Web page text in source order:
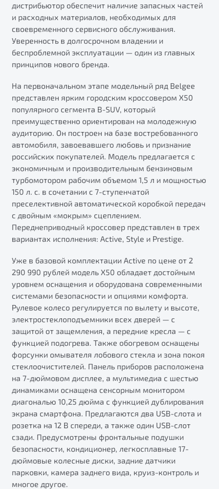
дистрибьютор обеспечит наличие запасных частей
и расходных материалов, необходимых для
своевременного сервисного обслуживания.
Уверенность в долгосрочном владении и
беспроблемной эксплуатации — один из главных
принципов нового бренда.
На первоначальном этапе модельный ряд Belgee
представлен ярким городским кроссовером X50
популярного сегмента B-SUV, который
преимущественно ориентирован на молодежную
аудиторию. Он построен на базе востребованного
автомобиля, завоевавшего любовь и признание
российских покупателей. Модель предлагается с
экономичным и производительным бензиновым
турбомотором рабочим объемом 1,5 л и мощностью
150 л. с. в сочетании с 7-ступенчатой
преселективной автоматической коробкой передач
с двойным «мокрым» сцеплением.
Переднеприводный кроссовер представлен в трех
вариантах исполнения: Active, Style и Prestige.
Уже в базовой комплектации Active по цене от 2
290 990 рублей модель Х50 обладает достойным
уровнем оснащения и оборудована современными
системами безопасности и опциями комфорта.
Рулевое колесо регулируется по вылету и высоте,
электростеклоподъемники всех дверей — с
защитой от защемления, а передние кресла — с
функцией подогрева. Также обогревом оснащены
форсунки омывателя лобового стекла и зона покоя
стеклоочистителей. Панель приборов расположена
на 7-дюймовом дисплее, а мультимедиа с шестью
динамиками оснащена сенсорным монитором
диагональю 10,25 дюйма с функцией дублирования
экрана смартфона. Предлагаются два USB-слота и
розетка на 12 В спереди, а также один USB-слот
сзади. Предусмотрены фронтальные подушки
безопасности, кондиционер, легкосплавные 17-
дюймовые колесные диски, задние датчики
парковки, камера заднего вида, круиз-контроль и
многое другое.